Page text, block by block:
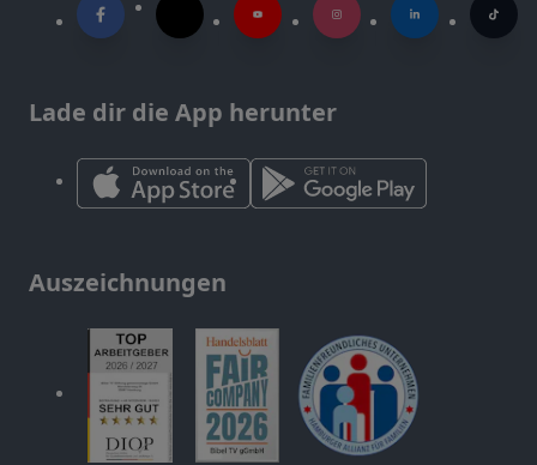
Lade dir die App herunter
Auszeichnungen